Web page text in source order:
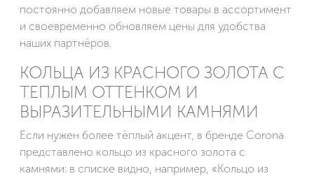
постоянно добавляем новые товары в ассортимент
и своевременно обновляем цены для удобства
наших партнёров.
КОЛЬЦА ИЗ КРАСНОГО ЗОЛОТА С
ТЕПЛЫМ ОТТЕНКОМ И
ВЫРАЗИТЕЛЬНЫМИ КАМНЯМИ
Если нужен более тёплый акцент, в бренде Corona
представлено кольцо из красного золота с
камнями: в списке видно, например, «Кольцо из